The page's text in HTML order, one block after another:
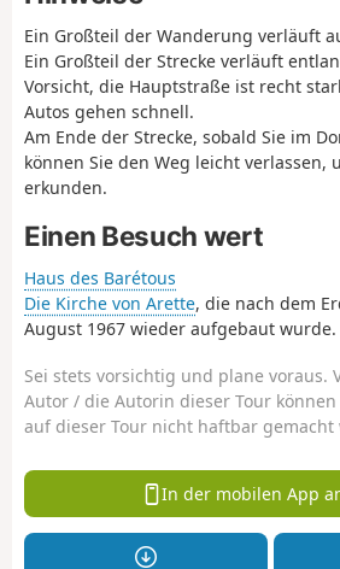
Ein Großteil der Wanderung verläuft
Ein Großteil der Strecke verläuft
Vorsicht, die Hauptstraße ist recht
Autos gehen schnell.
Am Ende der Strecke, sobald Sie im
können Sie den Weg leicht verlassen,
erkunden.
Einen Besuch wert
Haus des Barétous
Die Kirche von Arette, die nach dem
August 1967 wieder aufgebaut wurde.
Sei stets vorsichtig und plane voraus.
Autor / die Autorin dieser Tour
auf dieser Tour nicht haftbar gemacht
In der mobilen App